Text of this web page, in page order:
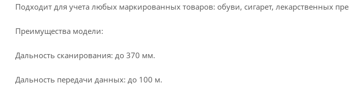
Подходит для учета любых маркированных товаров: обуви, сигарет, лекарственных
Преимущества модели:
Дальность сканирования: до 370 мм.
Дальность передачи данных: до 100 м.